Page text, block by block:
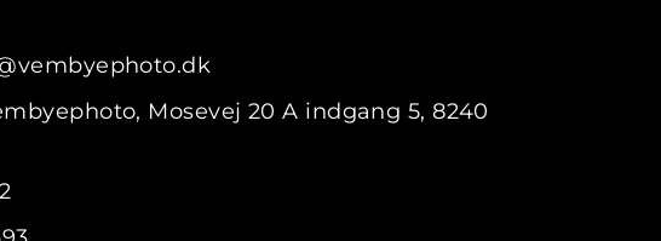
Mosevej 20 A indgang 5, 8240